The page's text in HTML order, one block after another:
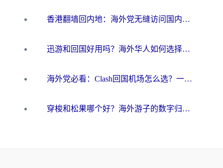
香港翻墙回内地：海外党无缝访问国内资源的加速器选择全攻略
迅游和回国好用吗？海外华人如何选择靠谱的回国加速器
海外党必看：Clash回国机场怎么选？一篇搞定无缝访问国内资源的全攻略
穿梭和松果哪个好？海外游子的数字归乡路，到底该怎么选